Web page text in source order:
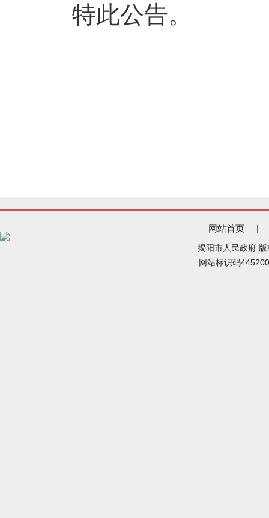
特此公告。
网站首页 |
揭阳市人民政府
网站标识码